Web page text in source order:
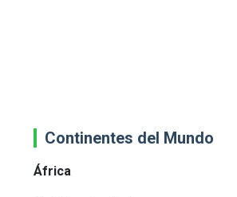
Continentes del Mundo
África